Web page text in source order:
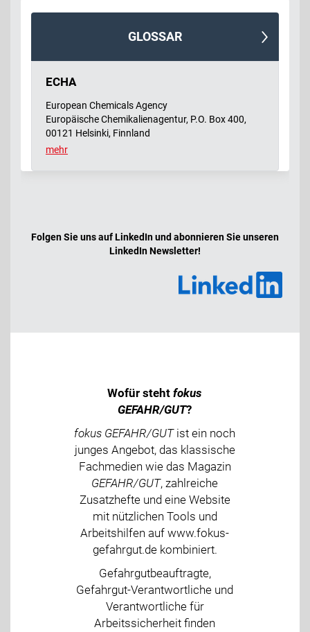
GLOSSAR
ECHA
European Chemicals Agency
Europäische Chemikalienagentur, P.O. Box 400,
00121 Helsinki, Finnland
echa.europa.eu
mehr
Folgen Sie uns auf LinkedIn und abonnieren Sie unseren
LinkedIn Newsletter!
Wofür stehtfokus
GEFAHR/GUT?
fokus GEFAHR/GUTist ein noch
junges Angebot, das klassische
Fachmedien wie das Magazin
GEFAHR/GUT, zahlreiche
Zusatzhefte und eine Website
mit nützlichen Tools und
Arbeitshilfen auf www.fokus-
gefahrgut.de kombiniert.
Gefahrgutbeauftragte,
Gefahrgut-Verantwortliche und
Verantwortliche für
Arbeitssicherheit finden